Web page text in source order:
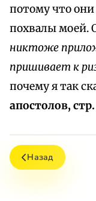
потому что
похвалы моей.
никтоже
пришивает к
почему я так
апостолов,
Назад